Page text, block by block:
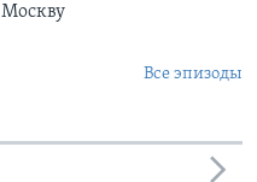
Москву
Все эпизоды